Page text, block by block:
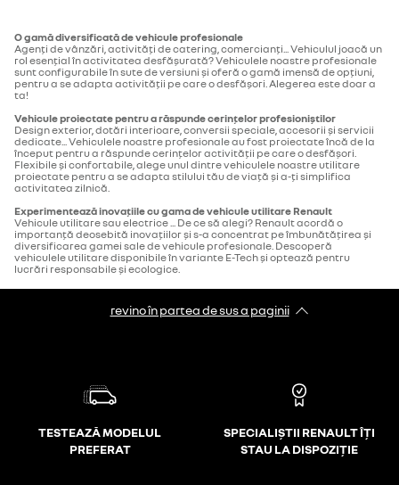
O gamă diversificată de vehicule profesionale
Agenți de vânzări, activități de catering, comercianți... Vehiculul joacă un
rol esențial în activitatea desfășurată? Vehiculele noastre profesionale
sunt configurabile în sute de versiuni și oferă o gamă imensă de opțiuni,
pentru a se adapta activității pe care o desfășori. Alegerea este doar a
ta!
Vehicule proiectate pentru a răspunde cerințelor profesioniștilor
Design exterior, dotări interioare, conversii speciale, accesorii și servicii
dedicate... Vehiculele noastre profesionale au fost proiectate încă de la
început pentru a răspunde cerințelor activității pe care o desfășori.
Flexibile și confortabile, alege unul dintre vehiculele noastre utilitare
proiectate pentru a se adapta stilului tău de viață și a-ți simplifica
activitatea zilnică.
Experimentează inovațiile cu gama de vehicule utilitare Renault
Vehicule utilitare sau electrice ... De ce să alegi? Renault acordă o
importanță deosebită inovațiilor și s-a concentrat pe îmbunătățirea și
diversificarea gamei sale de vehicule profesionale. Descoperă
vehiculele utilitare disponibile în variante E-Tech și optează pentru
lucrări responsabile și ecologice.
revino în partea de sus a paginii
TESTEAZĂ MODELUL
PREFERAT
SPECIALIȘTII RENAULT ÎȚI
STAU LA DISPOZIȚIE